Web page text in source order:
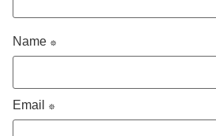
Name *
Email *